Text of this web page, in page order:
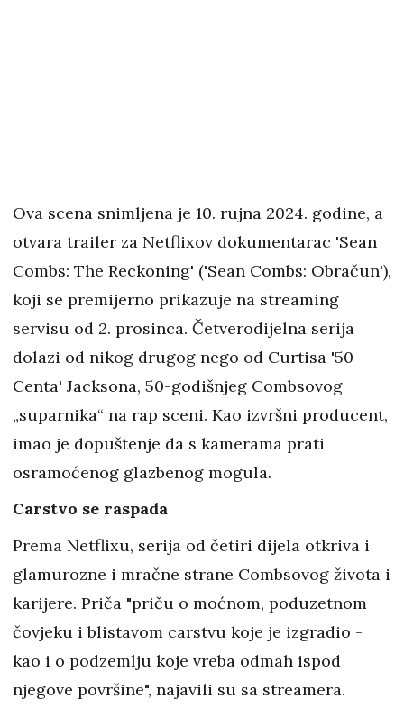
Ova scena snimljena je 10. rujna 2024. godine, a
otvara trailer za Netflixov dokumentarac 'Sean
Combs: The Reckoning' ('Sean Combs: Obračun'),
koji se premijerno prikazuje na streaming
servisu od 2. prosinca. Četverodijelna serija
dolazi od nikog drugog nego od Curtisa '50
Centa' Jacksona, 50-godišnjeg Combsovog
„suparnika“ na rap sceni. Kao izvršni producent,
imao je dopuštenje da s kamerama prati
osramoćenog glazbenog mogula.
Carstvo se raspada
Prema Netflixu, serija od četiri dijela otkriva i
glamurozne i mračne strane Combsovog života i
karijere. Priča "priču o moćnom, poduzetnom
čovjeku i blistavom carstvu koje je izgradio -
kao i o podzemlju koje vreba odmah ispod
njegove površine", najavili su sa streamera.